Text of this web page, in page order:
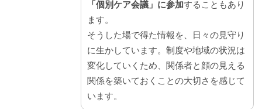
「個別ケア会議」に参加することもあり
ます。
そうした場で得た情報を、日々の見守り
に生かしています。制度や地域の状況は
変化していくため、関係者と顔の見える
関係を築いておくことの大切さを感じて
います。